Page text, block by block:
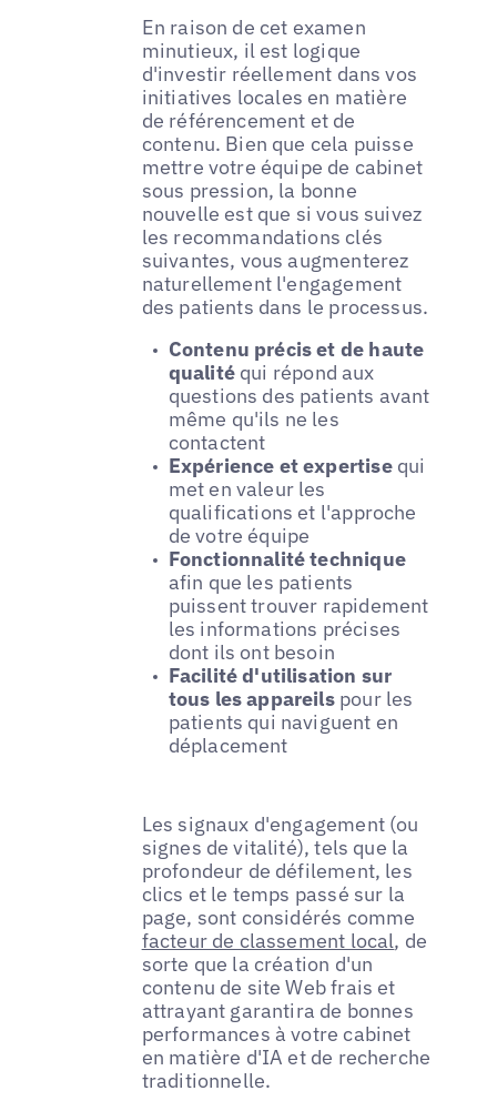
En raison de cet examen
minutieux, il est logique
d'investir réellement dans vos
initiatives locales en matière
de référencement et de
contenu. Bien que cela puisse
mettre votre équipe de cabinet
sous pression, la bonne
nouvelle est que si vous suivez
les recommandations clés
suivantes, vous augmenterez
naturellement l'engagement
des patients dans le processus.
Contenu précis et de haute
qualité qui répond aux
questions des patients avant
même qu'ils ne les
contactent
Expérience et expertise qui
met en valeur les
qualifications et l'approche
de votre équipe
Fonctionnalité technique
afin que les patients
puissent trouver rapidement
les informations précises
dont ils ont besoin
Facilité d'utilisation sur
tous les appareilspour les
patients qui naviguent en
déplacement
Les signaux d'engagement (ou
signes de vitalité), tels que la
profondeur de défilement, les
clics et le temps passé sur la
page, sont considérés comme
facteur de classement local, de
sorte que la création d'un
contenu de site Web frais et
attrayant garantira de bonnes
performances à votre cabinet
en matière d'IA et de recherche
traditionnelle.